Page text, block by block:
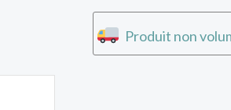
Produit non